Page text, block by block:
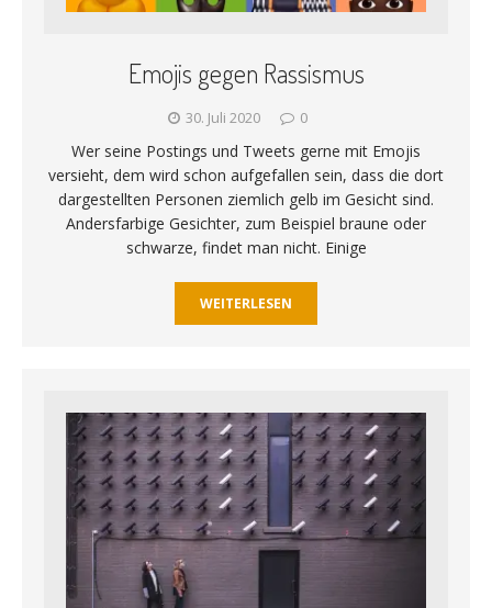
Emojis gegen Rassismus
30. Juli 2020 0
Wer seine Postings und Tweets gerne mit Emojis
versieht, dem wird schon aufgefallen sein, dass die dort
dargestellten Personen ziemlich gelb im Gesicht sind.
Andersfarbige Gesichter, zum Beispiel braune oder
schwarze, findet man nicht. Einige
WEITERLESEN